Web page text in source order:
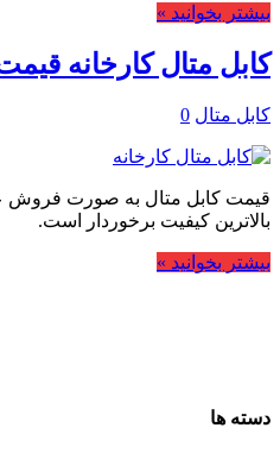
بیشتر بخوانید »
کابل متال کارخانه
کابل متال 0
قیمت کابل متال به صورت فروش
بالاترین کیفیت برخوردار است.
بیشتر بخوانید »
دسته ها